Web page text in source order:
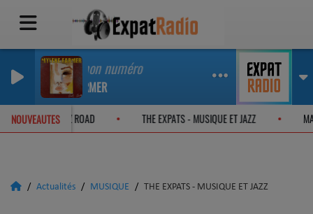
Appelle mon numéro
MYLÈNE FARMER
NOUVEAUTES
EXPATS - ON THE JAZZ ROAD THE EXPATS - MUSIQUE ET JAZZ
Actualités MUSIQUE THE EXPATS - MUSIQUE ET JAZZ